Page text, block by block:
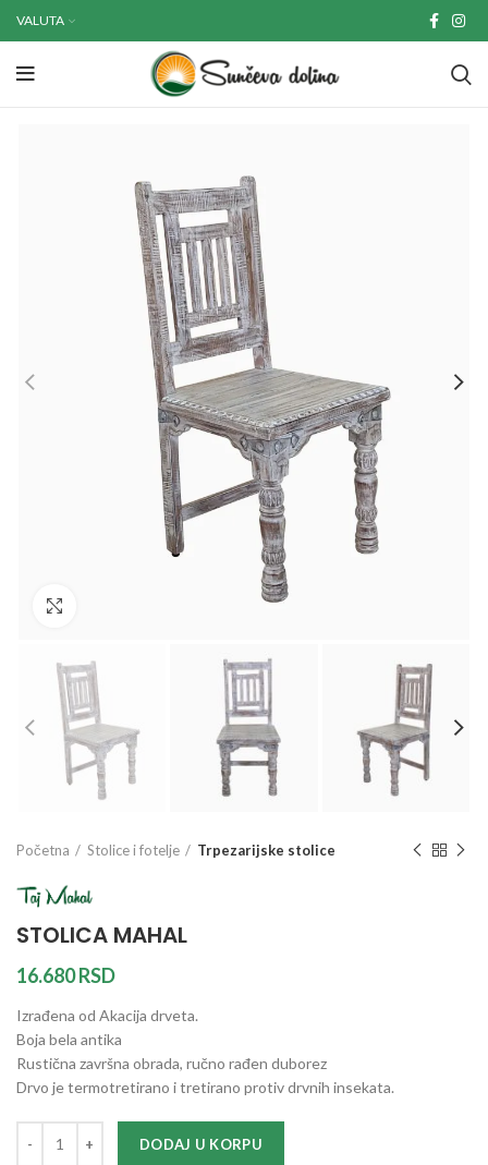
VALUTA
Početna Stolice i fotelje Trpezarijske stolice
STOLICA MAHAL
16.680RSD
Izrađena od Akacija drveta.
Boja bela antika
Rustična završna obrada, ručno rađen duborez
Drvo je termotretirano i tretirano protiv drvnih insekata.
DODAJ U KORPU